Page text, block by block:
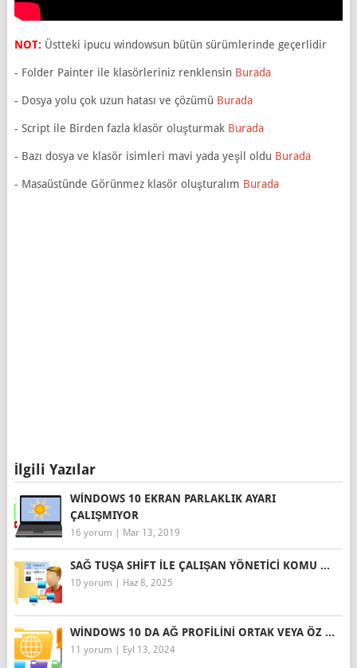
NOT: Üstteki ipucu windowsun bütün sürümlerinde geçerlidir
- Folder Painter ile klasörleriniz renklensin Burada
- Dosya yolu çok uzun hatası ve çözümü Burada
- Script ile Birden fazla klasör oluşturmak Burada
- Bazı dosya ve klasör isimleri mavi yada yeşil oldu Burada
- Masaüstünde Görünmez klasör oluşturalım Burada
İlgili Yazılar
WINDOWS 10 EKRAN PARLAKLIK AYARI
ÇALIŞMIYOR
16 yorum Mar 13, 2019
SAĞ TUŞA SHIFT ILE ÇALIŞAN YÖNETICI KOMU ...
10 yorum Haz 8, 2025
WINDOWS 10 DA AĞ PROFILINI ORTAK VEYA ÖZ ...
11 yorum Eyl 13, 2024